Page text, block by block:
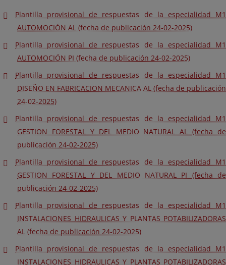
Plantilla provisional de respuestas de la especialidad M1
AUTOMOCIÓN AL (fecha de publicación 24-02-2025)
Plantilla provisional de respuestas de la especialidad M1
AUTOMOCIÓN PI (fecha de publicación 24-02-2025)
Plantilla provisional de respuestas de la especialidad M1
DISEÑO EN FABRICACION MECANICA AL (fecha de publicación
24-02-2025)
Plantilla provisional de respuestas de la especialidad M1
GESTION FORESTAL Y DEL MEDIO NATURAL AL (fecha de
publicación 24-02-2025)
Plantilla provisional de respuestas de la especialidad M1
GESTION FORESTAL Y DEL MEDIO NATURAL PI (fecha de
publicación 24-02-2025)
Plantilla provisional de respuestas de la especialidad M1
INSTALACIONES HIDRAULICAS Y PLANTAS POTABILIZADORAS
AL (fecha de publicación 24-02-2025)
Plantilla provisional de respuestas de la especialidad M1
INSTALACIONES HIDRAULICAS Y PLANTAS POTABILIZADORAS